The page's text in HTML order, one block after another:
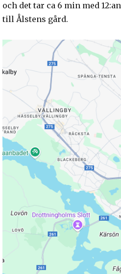
och det tar ca 6 min med
till Ålstens gård.